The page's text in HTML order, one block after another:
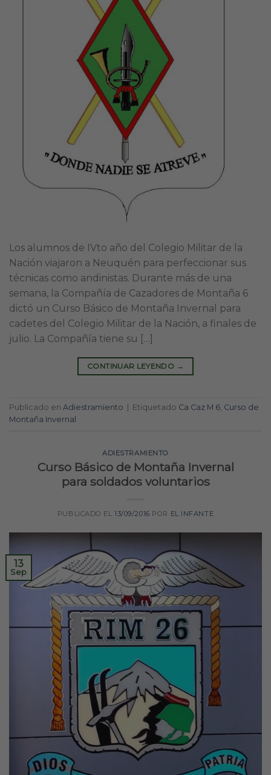
Los alumnos de IVto año del Colegio Militar de la
Nación viajaron a Neuquén para perfeccionar sus
técnicas como andinistas. Durante más de una
semana, la Compañía de Cazadores de Montaña 6
dictó un Curso Básico de Montaña Invernal para
cadetes del Colegio Militar de la Nación, a finales de
julio. La Compañía tiene su […]
CONTINUAR LEYENDO →
Publicado en Adiestramiento Etiquetado Ca Caz M 6, Curso de
Montaña Invernal
ADIESTRAMIENTO
Curso Básico de Montaña Invernal
para soldados voluntarios
PUBLICADO EL13/09/2016 POR EL INFANTE
13
Sep